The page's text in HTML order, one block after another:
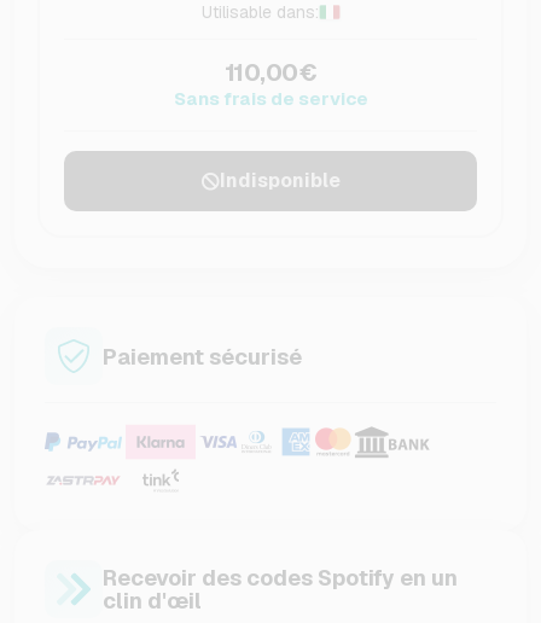
Utilisable dans:
110,00€
Sans frais de service
Indisponible
Paiement sécurisé
Recevoir des codes Spotify en un
clin d'œil